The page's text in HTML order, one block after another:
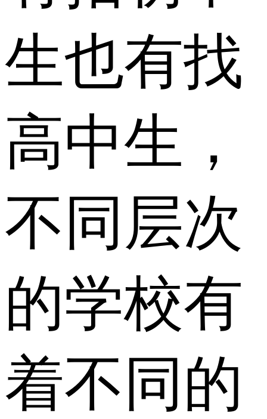
生也有找
高中生，
不同层次
的学校有
着不同的